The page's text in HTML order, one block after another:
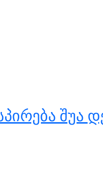
შუა